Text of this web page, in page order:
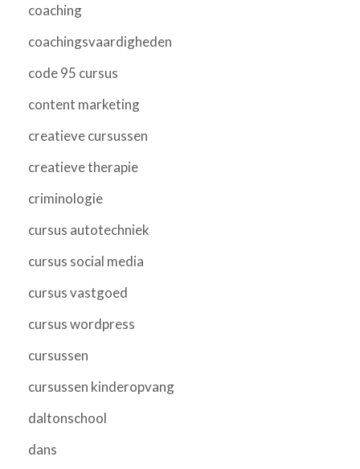
coaching
coachingsvaardigheden
code 95 cursus
content marketing
creatieve cursussen
creatieve therapie
criminologie
cursus autotechniek
cursus social media
cursus vastgoed
cursus wordpress
cursussen
cursussen kinderopvang
daltonschool
dans